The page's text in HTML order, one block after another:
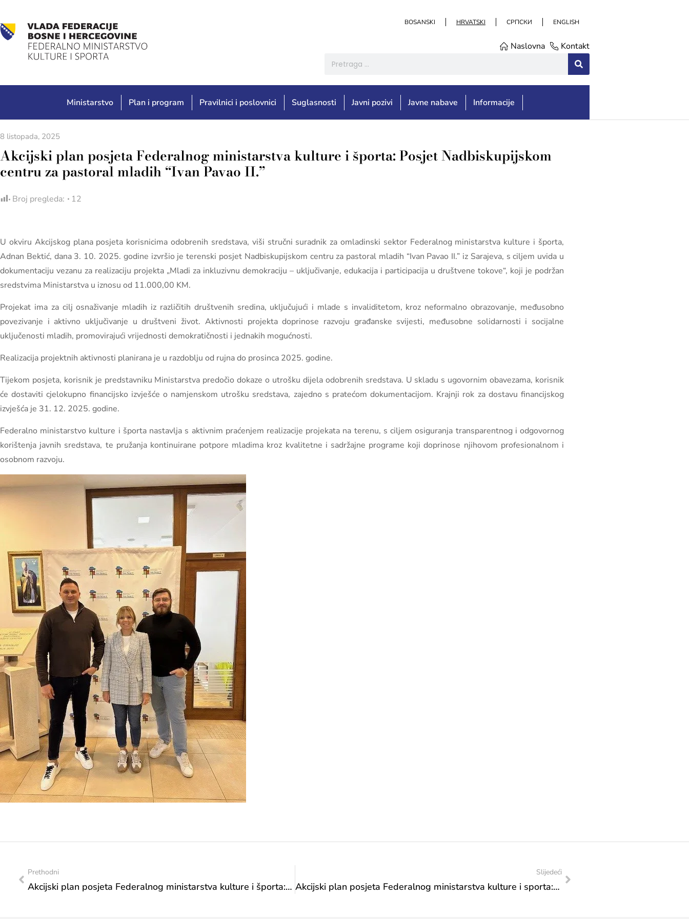
BOSANSKI HRVATSKI СРПСКИ ENGLISH
Naslovna Kontakt
Ministarstvo Plan i program Pravilnici i poslovnici Suglasnosti Javni pozivi Javne nabave Informacije
8 listopada, 2025
Akcijski plan posjeta Federalnog ministarstva kulture i športa: Posjet Nadbiskupijskom
centru za pastoral mladih “Ivan Pavao II.”
Broj pregleda: 12
U okviru Akcijskog plana posjeta korisnicima odobrenih sredstava, viši stručni suradnik za omladinski sektor Federalnog ministarstva kulture i športa,
Adnan Bektić, dana 3. 10. 2025. godine izvršio je terenski posjet Nadbiskupijskom centru za pastoral mladih “Ivan Pavao II.” iz Sarajeva, s ciljem uvida u
dokumentaciju vezanu za realizaciju projekta „Mladi za inkluzivnu demokraciju – uključivanje, edukacija i participacija u društvene tokove“, koji je podržan
sredstvima Ministarstva u iznosu od 11.000,00 KM.
Projekat ima za cilj osnaživanje mladih iz različitih društvenih sredina, uključujući i mlade s invaliditetom, kroz neformalno obrazovanje, međusobno
povezivanje i aktivno uključivanje u društveni život. Aktivnosti projekta doprinose razvoju građanske svijesti, međusobne solidarnosti i socijalne
uključenosti mladih, promovirajući vrijednosti demokratičnosti i jednakih mogućnosti.
Realizacija projektnih aktivnosti planirana je u razdoblju od rujna do prosinca 2025. godine.
Tijekom posjeta, korisnik je predstavniku Ministarstva predočio dokaze o utrošku dijela odobrenih sredstava. U skladu s ugovornim obavezama, korisnik
će dostaviti cjelokupno financijsko izvješće o namjenskom utrošku sredstava, zajedno s pratećom dokumentacijom. Krajnji rok za dostavu financijskog
izvješća je 31. 12. 2025. godine.
Federalno ministarstvo kulture i športa nastavlja s aktivnim praćenjem realizacije projekata na terenu, s ciljem osiguranja transparentnog i odgovornog
korištenja javnih sredstava, te pružanja kontinuirane potpore mladima kroz kvalitetne i sadržajne programe koji doprinose njihovom profesionalnom i
osobnom razvoju.
Prethodni
Akcijski plan posjeta Federalnog ministarstva kulture i športa: Posjet Hrvatskom narodnom kazalištu u Mostaru
Slijedeći
Akcijski plan posjeta Federalnog ministarstva kulture i sporta: Posjet Institutu za razvoj mladih “KULT”